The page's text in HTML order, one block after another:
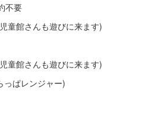
不要
童館さんも遊びに来ます)
童館さんも遊びに来ます)
ぱレンジャー)